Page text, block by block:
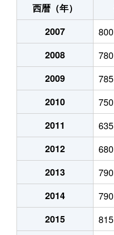
末広町
240万円
千代台町
3,100万円
千代台町
2,400万円
富岡町
1,700万円
富岡町
590万円
1,700万円
深堀町
1,400万円
深堀町
480万円
船見町
2,000万円
弁天町
780万円
西暦（年）
2007
800
2008
780
2009
785
2010
750
2011
635
2012
680
2013
790
2014
790
2015
815